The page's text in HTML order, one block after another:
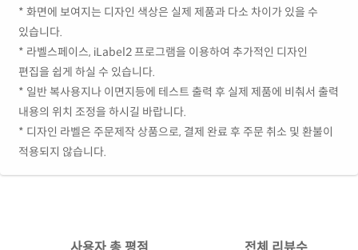
* 화면에 보여지는 디자인 색상은 실제 제품과 다소 차이가 있을 수
있습니다.
* 라벨스페이스, iLabel2 프로그램을 이용하여 추가적인 디자인
편집을 쉽게 하실 수 있습니다.
* 일반 복사용지나 이면지등에 테스트 출력 후 실제 제품에 비춰서 출력
내용의 위치 조정을 하시길 바랍니다.
* 디자인 라벨은 주문제작 상품으로, 결제 완료 후 주문 취소 및 환불이
적용되지 않습니다.